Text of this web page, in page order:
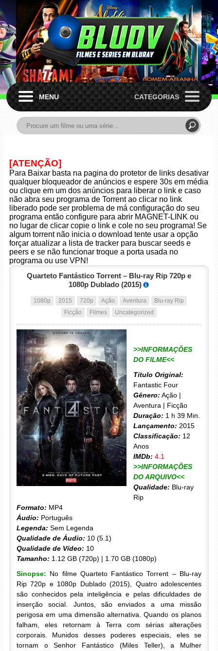
MENU CATEGORIAS
[ATENÇÃO]
Para Baixar basta na pagina do protetor de links desativar
qualquer bloqueador de anúncios e espere 30s em média
ou clique em um dos anúncios para liberar o link e caso
não abra seu programa de Torrent ao clicar no link
liberado pode ser problema de má configuração do seu
programa então configure para abrir MAGNET-LINK ou
no lugar de clicar copie o link e cole no seu programa! Se
algum torrent não inicia o download tente usar a opção
forçar atualizar a lista de tracker para buscar seeds e
peers e se não funcionar troque a porta usada no
programa ou use VPN!
Quarteto Fantástico Torrent – Blu-ray Rip 720p e
1080p Dublado (2015)
1080p 2015 720p Ação Aventura
Blu-ray Rip
Ficção
Filmes Uncategorized
>>INFORMAÇÕES
DO FILME<<
Título Original:
Fantastic Four
Gênero: Ação |
Aventura | Ficção
Duração: 1 h 39 Min.
Lançamento: 2015
Classificação: 12
Anos
IMDb: 4.1
>>INFORMAÇÕES
DO ARQUIVO<<
Qualidade: Blu-ray
Rip
Formato: MP4
Áudio: Português
Legenda: Sem Legenda
Qualidade de Áudio: 10 (5.1)
Qualidade de Vídeo: 10
Tamanho: 1.12 GB (720p) | 1.70 GB (1080p)
Sinopse: No filme Quarteto Fantástico Torrent – Blu-ray
Rip 720p e 1080p Dublado (2015), Quatro adolescentes
são conhecidos pela inteligência e pelas dificuldades de
inserção social. Juntos, são enviados a uma missão
perigosa em uma dimensão alternativa. Quando os planos
falham, eles retornam à Terra com sérias alterações
corporais. Munidos desses poderes especiais, eles se
tornam o Senhor Fantástico (Miles Teller), a Mulher